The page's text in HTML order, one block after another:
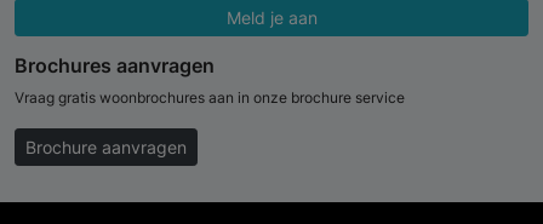
Meld je aan
Brochures aanvragen
Vraag gratis woonbrochures aan in onze brochure service
Brochure aanvragen